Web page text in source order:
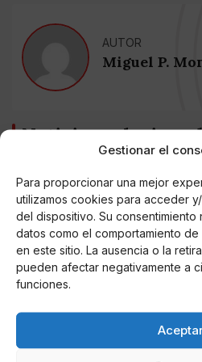
Gestionar el
Para proporcionar una mejor
utilizamos cookies para acceder
del dispositivo. Su consentimiento
datos como el comportamiento
en este sitio. La ausencia o la
pueden afectar negativamente a
funciones.
AUTOR
Miguel P.
Noticias
Mejores Cripto
Colombia 2025:
Online Casino
Mejores
Criptomonedas
Online Casino
Mejores casinos
criptomonedas